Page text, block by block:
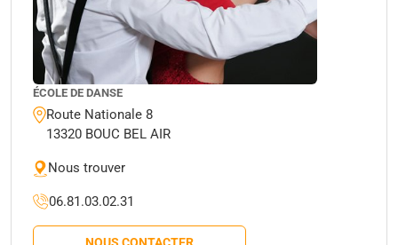
ÉCOLE DE DANSE
Route Nationale 8
13320 BOUC BEL AIR
Nous trouver
06.81.03.02.31